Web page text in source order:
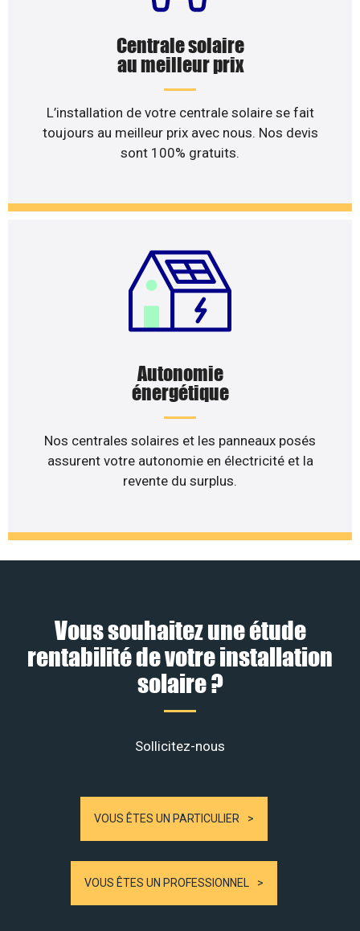
Centrale solaire
au meilleur prix
L’installation de votre centrale solaire se fait
toujours au meilleur prix avec nous. Nos devis
sont 100% gratuits.
Autonomie
énergétique
Nos centrales solaires et les panneaux posés
assurent votre autonomie en électricité et la
revente du surplus.
Vous souhaitez une étude
rentabilité de votre installation
solaire ?
Sollicitez-nous
VOUS ÊTES UN PARTICULIER
VOUS ÊTES UN PROFESSIONNEL